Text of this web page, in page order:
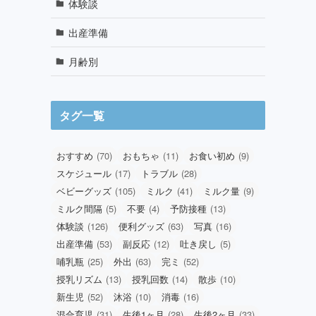
体験談
出産準備
月齢別
タグ一覧
おすすめ (70) おもちゃ (11) お食い初め (9)
スケジュール (17) トラブル (28)
ベビーグッズ (105) ミルク (41) ミルク量 (9)
ミルク間隔 (5) 不要 (4) 予防接種 (13)
体験談 (126) 便利グッズ (63) 写真 (16)
出産準備 (53) 副反応 (12) 吐き戻し (5)
哺乳瓶 (25) 外出 (63) 完ミ (52)
授乳リズム (13) 授乳回数 (14) 散歩 (10)
新生児 (52) 沐浴 (10) 消毒 (16)